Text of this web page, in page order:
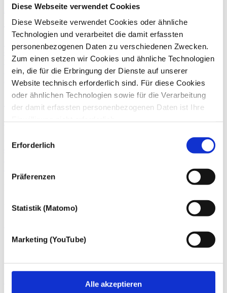
Diese Webseite verwendet Cookies
Diese Webseite verwendet Cookies oder ähnliche
Technologien und verarbeitet die damit erfassten
personenbezogenen Daten zu verschiedenen Zwecken.
Zum einen setzen wir Cookies und ähnliche Technologien
ein, die für die Erbringung der Dienste auf unserer
Website technisch erforderlich sind. Für diese Cookies
oder ähnlichen Technologien sowie für die Verarbeitung
der damit erfassten personenbezogenen Daten ist Ihre
mit Ihrer ausdrücklichen Einwilligung einsetzen und die
Erforderlich
Präferenzen
Statistik (Matomo)
Marketing (YouTube)
Alle akzeptieren
Haftung für Heimkosten trotz
ausgeschlagener Erbschaft
Das Landgericht Oldenburg hatte zu klären, ob eine Tochter auch
dann für rückständige Heimkosten ihrer Mutter aufkommen muss,
wenn sie die Erbschaft ausgeschlagen hat.
Pflegerecht
21. Februar
2017
Sportwagen statt Erbschaft?
Die Testierfreiheit einer Person wird durch das verfassungsrechtlich
(Kinder, Ehegatten und gegebenenfalls Eltern) schützt,
eingeschränkt. Um diese Schranke zu beseitigen, muss ein notariel
Rechtsanwalt, Steuerberater, Fachanwalt für Steuerrecht
Christina Schrey
Rechtsanwältin, Fachanwältin für Steuerrecht
Zum Profil von Christina Schrey